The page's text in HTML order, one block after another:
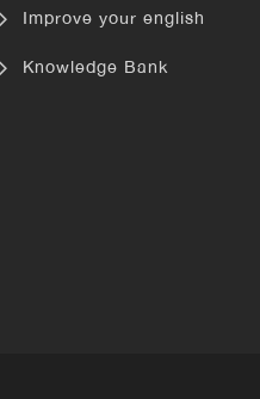
Improve your english
Knowledge Bank